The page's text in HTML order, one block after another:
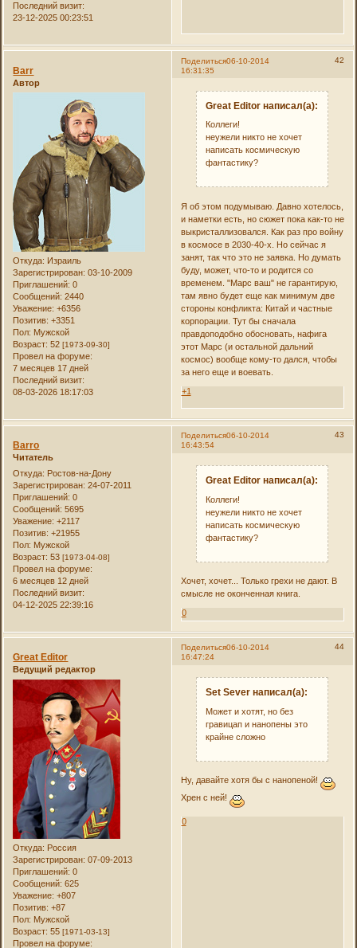
Последний визит:
23-12-2025 00:23:51
Поделиться 42
06-10-2014
16:31:35
Barr
Автор
Откуда: Израиль
Зарегистрирован: 03-10-2009
Приглашений: 0
Сообщений: 2440
Уважение: +6356
Позитив: +3351
Пол: Мужской
Возраст: 52[1973-09-30]
Провел на форуме:
7 месяцев 17 дней
Последний визит:
08-03-2026 18:17:03
Great Editor написал(а):
Коллеги!
неужели никто не хочет
написать космическую
фантастику?
Я об этом подумываю. Давно хотелось,
и наметки есть, но сюжет пока как-то не
выкристаллизовался. Как раз про войну
в космосе в 2030-40-х. Но сейчас я
занят, так что это не заявка. Но думать
буду, может, что-то и родится со
временем. "Марс ваш" не гарантирую,
там явно будет еще как минимум две
стороны конфликта: Китай и частные
корпорации. Тут бы сначала
правдоподобно обосновать, нафига
этот Марс (и остальной дальний
космос) вообще кому-то дался, чтобы
за него еще и воевать.
+1
Поделиться 43
06-10-2014
16:43:54
Barro
Читатель
Откуда: Ростов-на-Дону
Зарегистрирован: 24-07-2011
Приглашений: 0
Сообщений: 5695
Уважение: +2117
Позитив: +21955
Пол: Мужской
Возраст: 53[1973-04-08]
Провел на форуме:
6 месяцев 12 дней
Последний визит:
04-12-2025 22:39:16
Great Editor написал(а):
Коллеги!
неужели никто не хочет
написать космическую
фантастику?
Хочет, хочет... Только грехи не дают. В
смысле не оконченная книга.
0
Поделиться 44
06-10-2014
16:47:24
Great Editor
Ведущий редактор
Откуда: Россия
Зарегистрирован: 07-09-2013
Приглашений: 0
Сообщений: 625
Уважение: +807
Позитив: +87
Пол: Мужской
Возраст: 55[1971-03-13]
Провел на форуме:
Set Sever написал(а):
Может и хотят, но без
гравицап и нанопены это
крайне сложно
Ну, давайте хотя бы с нанопеной!
Хрен с ней!
0